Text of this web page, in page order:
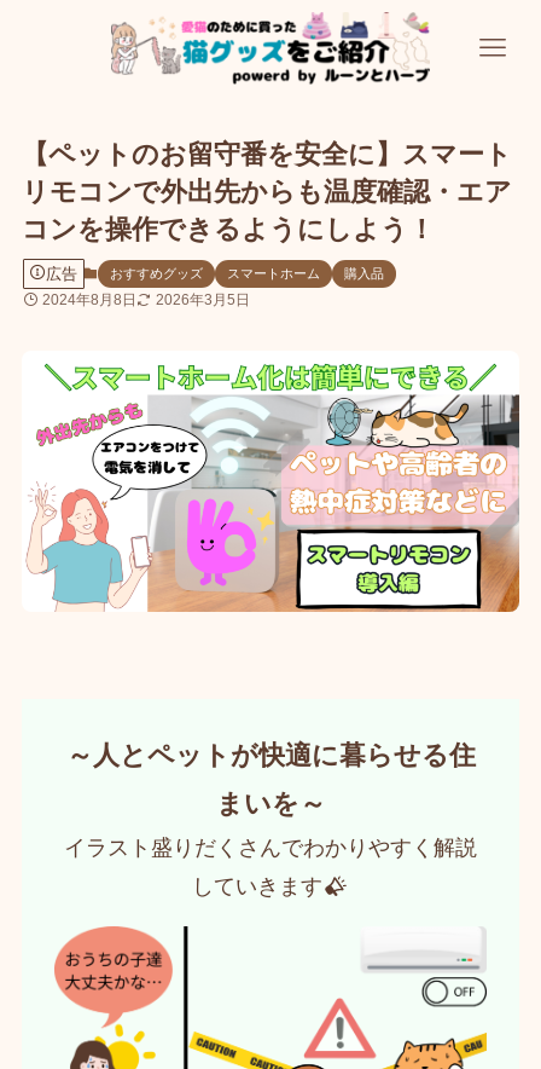
【ペットのお留守番を安全に】スマート
リモコンで外出先からも温度確認・エア
コンを操作できるようにしよう！
広告 おすすめグッズ スマートホーム 購入品
2024年8月8日 2026年3月5日
～人とペットが快適に暮らせる住
まいを～
イラスト盛りだくさんでわかりやすく解説
していきます